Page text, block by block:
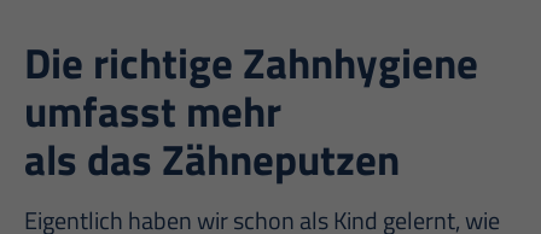
Die richtige Zahnhygiene
umfasst mehr
als das Zähneputzen
Eigentlich haben wir schon als Kind gelernt, wie